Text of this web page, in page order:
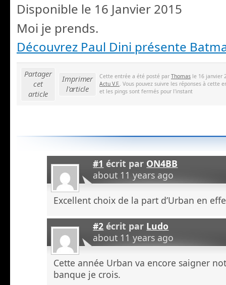
Disponible le 16 Janvier 2015
Moi je prends.
Découvrez Paul Dini présente
Partager
cet
article
Imprimer
l'article
Cette entrée a été posté par Thomas le 16 janvier
Actu V.F.. Vous pouvez suivre les réponses à cette
et les pings sont fermés pour l'instant
#1 écrit par ON4BB
about 11 years ago
Excellent choix de la part d’Urban en
#2 écrit par Ludo
about 11 years ago
Cette année Urban va encore saigner
banque je crois.